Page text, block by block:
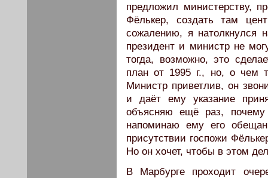
предложил министерству,
Фёлькер, создать там
сожалению, я натолкнулся
президент и министр не
тогда, возможно, это
план от 1995 г., но, о чем
Министр приветлив, он
и даёт ему указание
объясняю ещё раз,
напоминаю ему его
присутствии госпожи
Но он хочет, чтобы в этом
В Марбурге проходит